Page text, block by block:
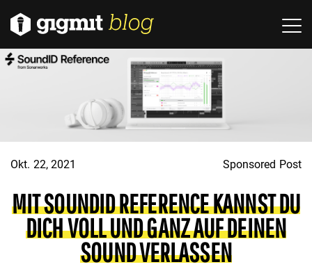
Okt. 22, 2021 Sponsored Post
MIT SOUNDID REFERENCE KANNST DU
DICH VOLL UND GANZ AUF DEINEN
SOUND VERLASSEN